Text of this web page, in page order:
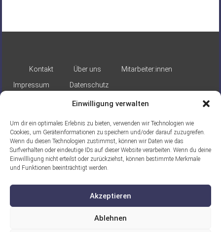
Einwilligung verwalten
Um dir ein optimales Erlebnis zu bieten, verwenden wir Technologien wie
Cookies, um Geräteinformationen zu speichern und/oder darauf zuzugreifen.
Wenn du diesen Technologien zustimmst, können wir Daten wie das
Surfverhalten oder eindeutige IDs auf dieser Website verarbeiten. Wenn du deine
Einwillligung nicht erteilst oder zurückziehst, können bestimmte Merkmale
und Funktionen beeinträchtigt werden.
Akzeptieren
Ablehnen
Kontakt Über uns
Mitarbeiter:innen
Impressum
Datenschutz
Gefördert durch: